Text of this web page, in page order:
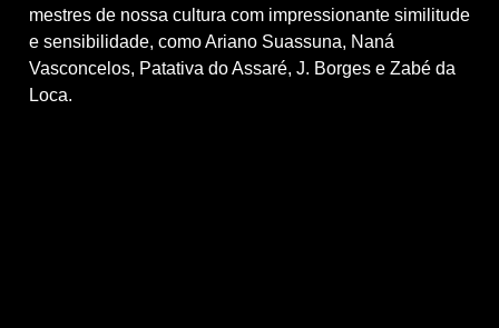
mestres de nossa cultura com impressionante similitude
e sensibilidade, como Ariano Suassuna, Naná
Vasconcelos, Patativa do Assaré, J. Borges e Zabé da
Loca.